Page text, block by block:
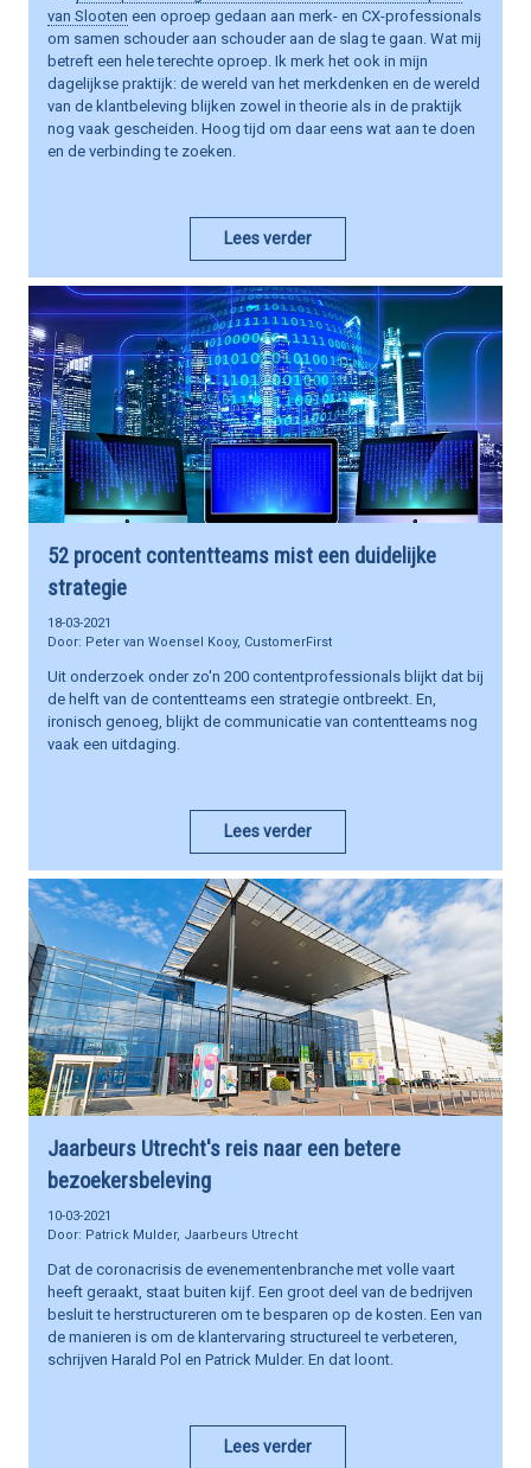
van Slooten een oproep gedaan aan merk- en CX-professionals
om samen schouder aan schouder aan de slag te gaan. Wat mij
betreft een hele terechte oproep. Ik merk het ook in mijn
dagelijkse praktijk: de wereld van het merkdenken en de wereld
van de klantbeleving blijken zowel in theorie als in de praktijk
nog vaak gescheiden. Hoog tijd om daar eens wat aan te doen
en de verbinding te zoeken.
Lees verder
52 procent contentteams mist een duidelijke
strategie
18-03-2021
Peter van Woensel Kooy, CustomerFirst
Uit onderzoek onder zo'n 200 contentprofessionals blijkt dat bij
de helft van de contentteams een strategie ontbreekt. En,
ironisch genoeg, blijkt de communicatie van contentteams nog
vaak een uitdaging.
Lees verder
Jaarbeurs Utrecht's reis naar een betere
bezoekersbeleving
10-03-2021
Patrick Mulder, Jaarbeurs Utrecht
Dat de coronacrisis de evenementenbranche met volle vaart
heeft geraakt, staat buiten kijf. Een groot deel van de bedrijven
besluit te herstructureren om te besparen op de kosten. Een van
de manieren is om de klantervaring structureel te verbeteren,
schrijven Harald Pol en Patrick Mulder. En dat loont.
Lees verder